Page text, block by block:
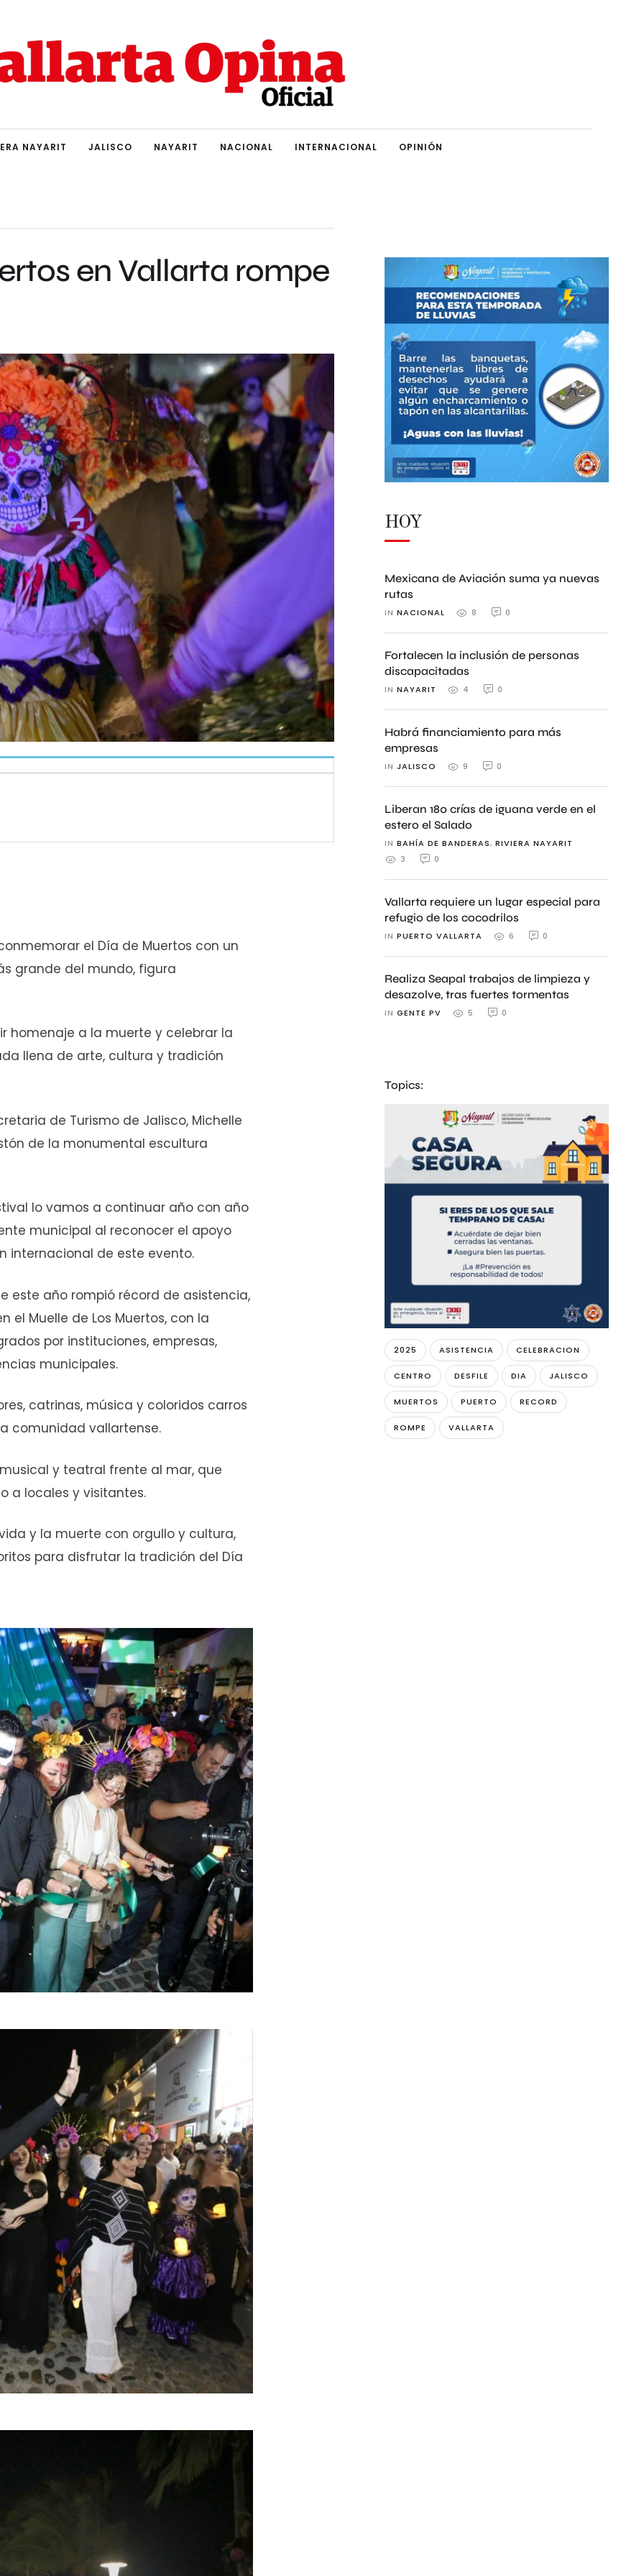
NAYARIT JALISCO NAYARIT NACIONAL INTERNACIONAL OPINIÓN
en Vallarta rompe
el Día de Muertos con un
grande del mundo, figura
homenaje a la muerte y celebrar la
llena de arte, cultura y tradición
de Turismo de Jalisco, Michelle
de la monumental escultura
lo vamos a continuar año con año
municipal al reconocer el apoyo
internacional de este evento.
este año rompió récord de asistencia,
el Muelle de Los Muertos, con la
por instituciones, empresas,
municipales.
catrinas, música y coloridos carros
comunidad vallartense.
y teatral frente al mar, que
a locales y visitantes.
y la muerte con orgullo y cultura,
para disfrutar la tradición del Día
HOY
Mexicana de Aviación suma ya nuevas
rutas
IN NACIONAL 8 0
Fortalecen la inclusión de personas
discapacitadas
IN NAYARIT 4 0
Habrá financiamiento para más
empresas
IN JALISCO 9 0
Liberan 180 crías de iguana verde en el
estero el Salado
IN BAHÍA DE BANDERAS, RIVIERA NAYARIT
3
0
Vallarta requiere un lugar especial para
refugio de los cocodrilos
IN PUERTO VALLARTA 6 0
Realiza Seapal trabajos de limpieza y
desazolve, tras fuertes tormentas
IN GENTE PV 5 0
Topics:
2025 ASISTENCIA CELEBRACION
CENTRO DESFILE DIA JALISCO
MUERTOS PUERTO RECORD
ROMPE VALLARTA